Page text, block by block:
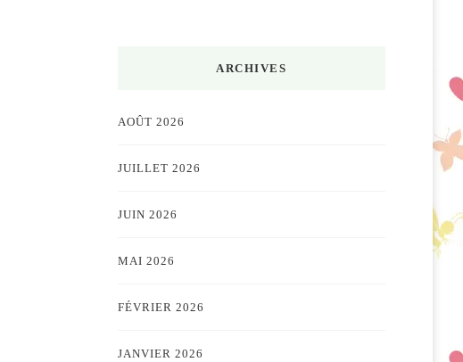
ARCHIVES
AOÛT 2026
JUILLET 2026
JUIN 2026
MAI 2026
FÉVRIER 2026
JANVIER 2026